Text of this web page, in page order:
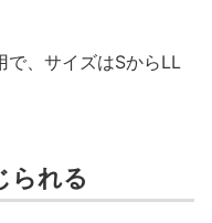
、サイズはSからLL
られる